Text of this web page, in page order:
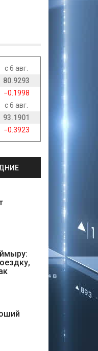
с 6 авг.
80.9293
−0.1998
с 6 авг.
93.1901
−0.3923